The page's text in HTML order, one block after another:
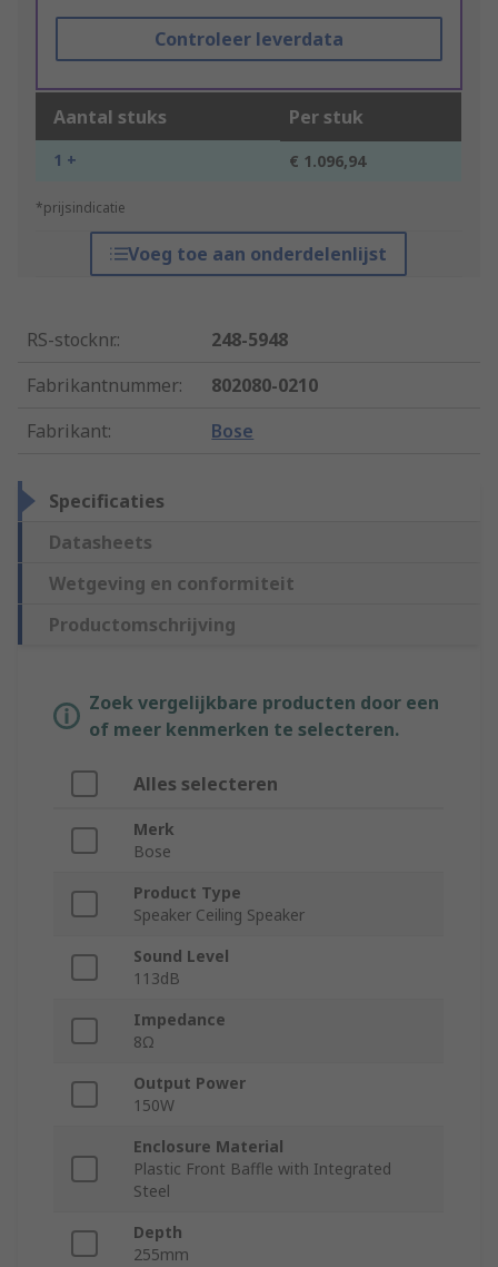
Controleer leverdata
Aantal stuks Per stuk
1 + € 1.096,94
*prijsindicatie
Voeg toe aan onderdelenlijst
RS-stocknr.:
248-5948
Fabrikantnummer:
802080-0210
Fabrikant: Bose
Specificaties
Datasheets
Wetgeving en conformiteit
Productomschrijving
Zoek vergelijkbare producten door een
of meer kenmerken te selecteren.
Alles selecteren
Merk
Bose
Product Type
Speaker Ceiling Speaker
Sound Level
113dB
Impedance
8Ω
Output Power
150W
Enclosure Material
Plastic Front Baffle with Integrated
Steel
Depth
255mm